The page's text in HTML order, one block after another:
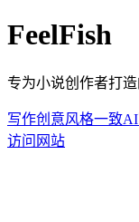
FeelFish
专为小说创作者打
写作创意风格一致
访问网站